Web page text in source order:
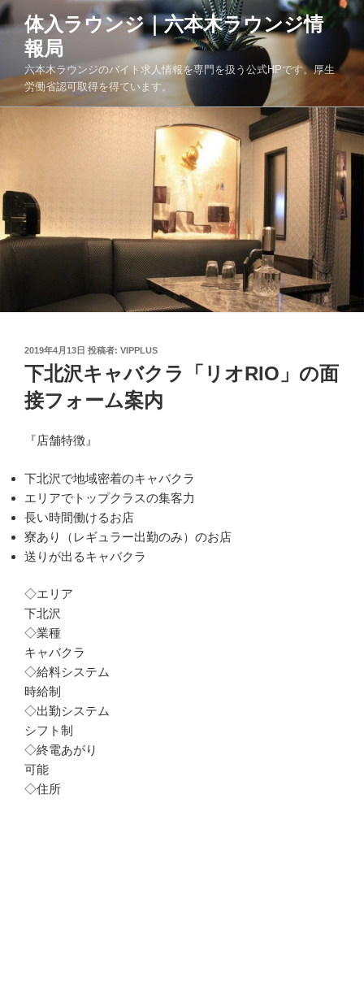
コ
ン
へ
体入ラウンジ｜六本木ラウンジ情
報局
六本木ラウンジのバイト求人情報を専門を扱う公式HPです。厚生
労働省認可取得を得ています。
投
稿
2019年4月13日 投稿者: VIPPLUS
下北沢キャバクラ「リオRIO」の面
接フォーム案内
『店舗特徴』
下北沢で地域密着のキャバクラ
エリアでトップクラスの集客力
長い時間働けるお店
寮あり（レギュラー出勤のみ）のお店
送りが出るキャバクラ
◇エリア
下北沢
◇業種
キャバクラ
◇給料システム
時給制
◇出勤システム
シフト制
◇終電あがり
可能
◇住所